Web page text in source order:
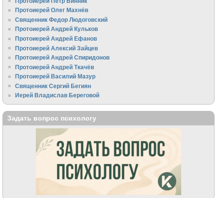
Протоиерей Олег Махнёв
Священник Федор Людоговский
Протоиерей Андрей Кульков
Протоиерей Андрей Ефанов
Протоиерей Алексий Зайцев
Протоиерей Андрей Спиридонов
Протоиерей Андрей Ткачёв
Протоиерей Василий Мазур
Священник Сергий Бегиян
Иерей Владислав Береговой
Задать вопрос психологу